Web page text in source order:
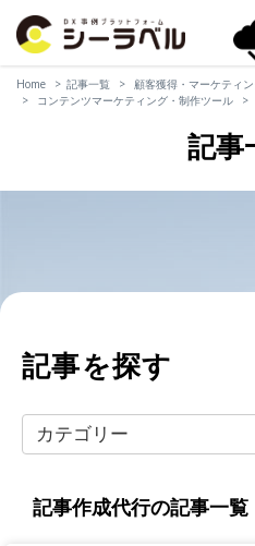
Home 記事一覧
顧客獲得・マーケティ
コンテンツマーケティング・制作ツール
記事
記事を探す
カテゴリー
記事作成代行の記事一覧